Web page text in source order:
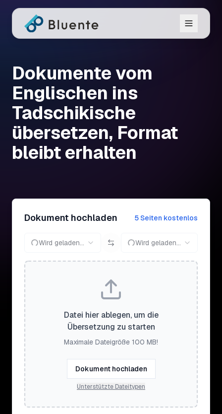
Dokumente vom
Englischen ins
Tadschikische
übersetzen, Format
bleibt erhalten
Dokument hochladen 5 Seiten kostenlos
Wird geladen... Wird geladen...
Datei hier ablegen, um die
Übersetzung zu starten
Maximale Dateigröße 100 MB!
Dokument hochladen
Unterstützte Dateitypen